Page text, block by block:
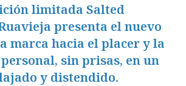
limitada Salted
presenta el nuevo
marca hacia el placer y la
sin prisas, en un
y distendido.